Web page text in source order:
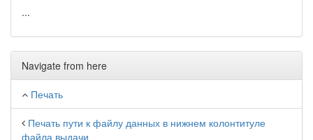
...
Navigate from here
Печать
Печать пути к файлу данных в нижнем колонтитуле
файла выдачи